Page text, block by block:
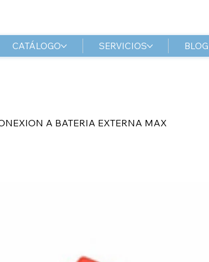
CATÁLOGO SERVICIOS BLOG
A BATERIA EXTERNA MAX